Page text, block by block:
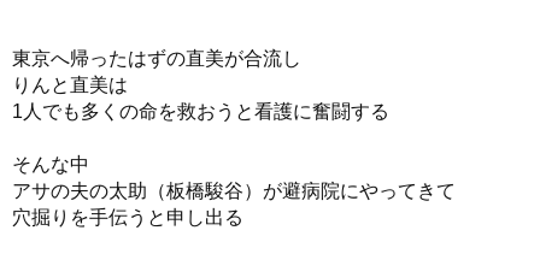
東京へ帰ったはずの直美が合流し
りんと直美は
1人でも多くの命を救おうと看護に奮闘する
そんな中
アサの夫の太助（板橋駿谷）が避病院にやってきて
穴掘りを手伝うと申し出る